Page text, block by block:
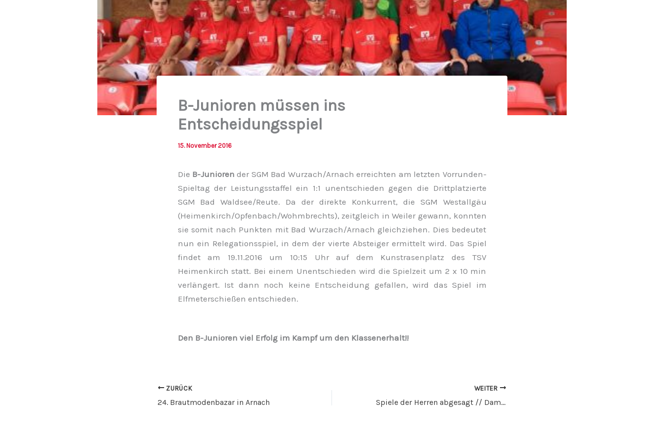
B-Junioren müssen ins
Entscheidungsspiel
15. November 2016
Die B-Junioren der SGM Bad Wurzach/Arnach erreichten am letzten Vorrunden-
Spieltag der Leistungsstaffel ein 1:1 unentschieden gegen die Drittplatzierte
SGM Bad Waldsee/Reute. Da der direkte Konkurrent, die SGM Westallgäu
(Heimenkirch/Opfenbach/Wohmbrechts), zeitgleich in Weiler gewann, konnten
sie somit nach Punkten mit Bad Wurzach/Arnach gleichziehen. Dies bedeutet
nun ein Relegationsspiel, in dem der vierte Absteiger ermittelt wird. Das Spiel
findet am 19.11.2016 um 10:15 Uhr auf dem Kunstrasenplatz des TSV
Heimenkirch statt. Bei einem Unentschieden wird die Spielzeit um 2 x 10 min
verlängert. Ist dann noch keine Entscheidung gefallen, wird das Spiel im
Elfmeterschießen entschieden.
Den B-Junioren viel Erfolg im Kampf um den Klassenerhalt!!
ZURÜCK
24. Brautmodenbazar in Arnach
WEITER
Spiele der Herren abgesagt // Damen weichen auf den Kunstrasen aus